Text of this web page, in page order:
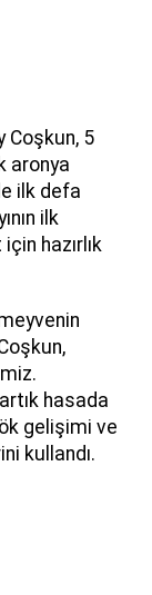
Coşkun, 5
aronya
ilk defa
ilk
hazırlık
hasada
gelişimi ve
kullandı.